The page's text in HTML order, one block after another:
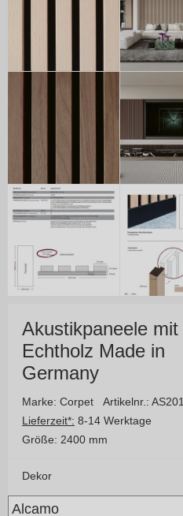
Akustikpaneele mit
Echtholz Made in
Germany
Marke: Corpet Artikelnr.: AS201
Lieferzeit*: 8-14 Werktage
Größe: 2400 mm
Dekor